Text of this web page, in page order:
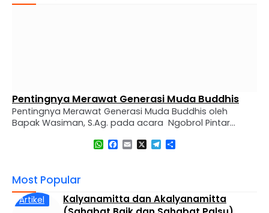
Seni Hidup Bahagia
Seni Hidup Bahagia oleh Roch Aksiadi Mengapa kita
harus bahagia? Bagaimana caranya merubah
memperoleh kebahagiaan yang sesunguhnya? Cara
Kebahagiaan dengan senyuman Ubah Penderitaan
Menjadi Kebahagiaan Memahami Arti Kebahagiaan
Mari kita simak bersama-sama video Seni Hidup
WhatsApp
Facebook
Email
X Telegram
Most Popular
Artikel
Kalyanamitta dan Akalyanamitta